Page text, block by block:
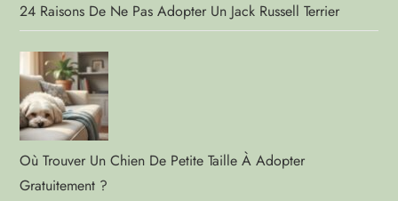
24 Raisons De Ne Pas Adopter Un Jack Russell Terrier
Où Trouver Un Chien De Petite Taille À Adopter
Gratuitement ?